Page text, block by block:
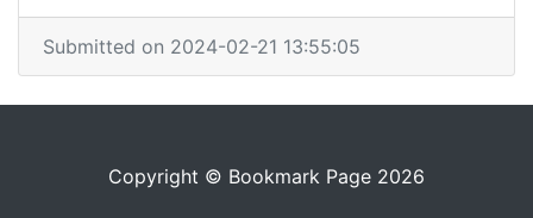
Submitted on 2024-02-21 13:55:05
Copyright © Bookmark Page 2026